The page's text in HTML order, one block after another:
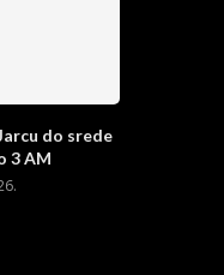
do srede
3 AM